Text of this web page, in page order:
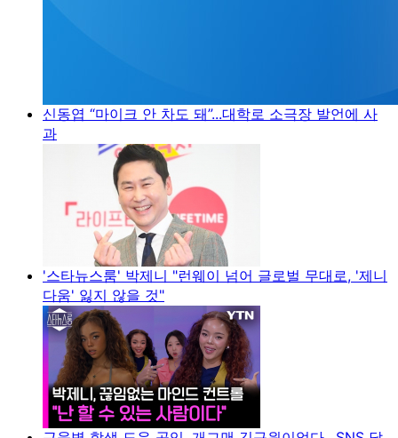
신동엽 “마이크 안 차도 돼”...대학로 소극장 발언에 사
과
'스타뉴스룸' 박제니 "런웨이 넘어 글로벌 무대로, '제니
다움' 잃지 않을 것"